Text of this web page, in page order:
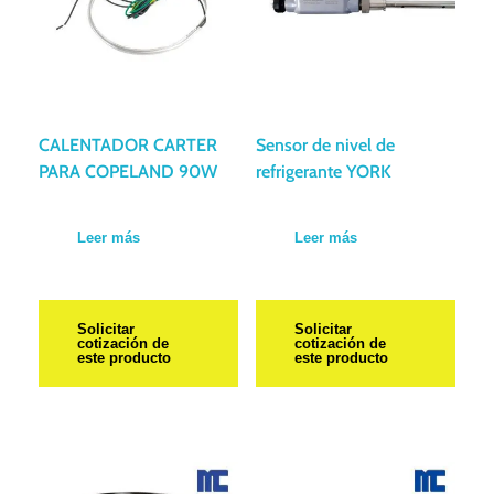
CALENTADOR CARTER
PARA COPELAND 90W
Leer más
Solicitar
cotización de
este producto
Sensor de nivel de
refrigerante YORK
Leer más
Solicitar
cotización de
este producto